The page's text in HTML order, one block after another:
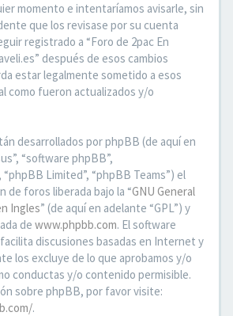
momento e intentaríamos avisarle, sin
que los revisase por su cuenta
registrado a “Foro de 2pac En
después de esos cambios
estar legalmente sometido a esos
como fueron actualizados y/o
desarrollados por phpBB (de aquí en
“software phpBB”,
“phpBB Limited”, “phpBB Teams”) el
de foros liberada bajo la “GNU General
Ingles” (de aquí en adelante “GPL”) y
de www.phpbb.com. El software
discusiones basadas en Internet y
los excluye de lo que aprobamos y/o
conductas y/o contenido permisible.
sobre phpBB, por favor visite:
.